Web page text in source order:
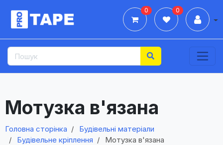
0 0
Мотузка в'язана
Головна сторінка
Будівельні матеріали
Будівельне кріплення
Мотузка в'язана